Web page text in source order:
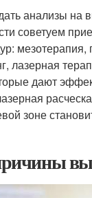
анализы
советуем
мезотерапия,
лазерная
дают
зоне